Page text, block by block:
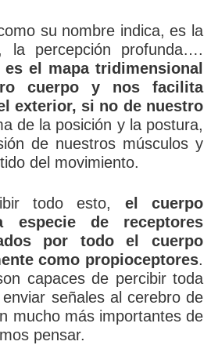
su nombre indica, es la
la percepción profunda….
es el mapa tridimensional
cuerpo y nos facilita
exterior, si no de nuestro
de la posición y la postura,
de nuestros músculos y
del movimiento.
todo esto, el cuerpo
especie de receptores
por todo el cuerpo
como propioceptores.
capaces de percibir toda
señales al cerebro de
mucho más importantes de
pensar.